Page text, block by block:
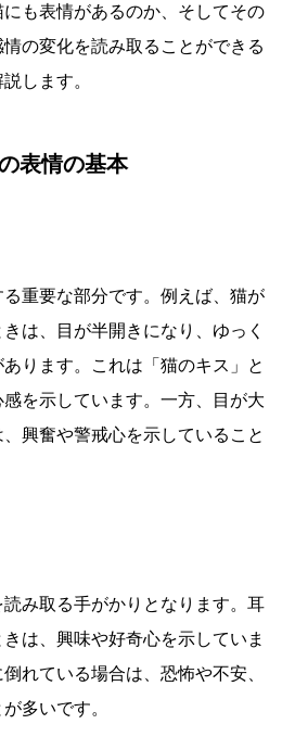
も表情があるのか、そしてその
の変化を読み取ることができる
します。
表情の基本
重要な部分です。例えば、猫が
は、目が半開きになり、ゆっく
ります。これは「猫のキス」と
を示しています。一方、目が大
興奮や警戒心を示していること
み取る手がかりとなります。耳
は、興味や好奇心を示していま
れている場合は、恐怖や不安、
多いです。